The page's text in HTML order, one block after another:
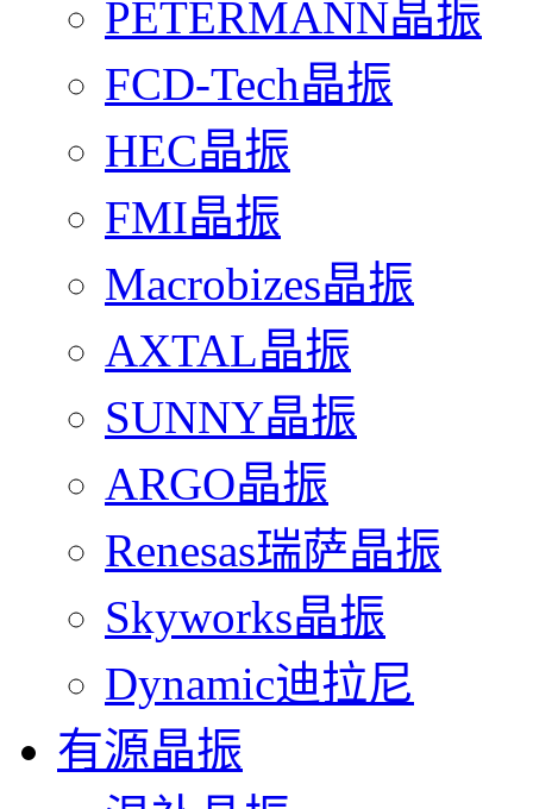
PETERMANN晶振
FCD-Tech晶振
HEC晶振
FMI晶振
Macrobizes晶振
AXTAL晶振
SUNNY晶振
ARGO晶振
Renesas瑞萨晶振
Skyworks晶振
Dynamic迪拉尼
有源晶振